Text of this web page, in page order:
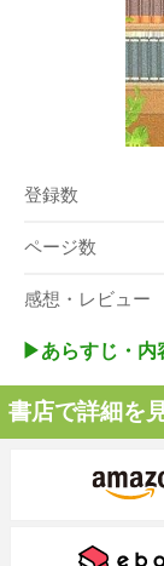
登録数
ページ数
感想・レビュー
▶︎あらすじ・内
書店で詳細を